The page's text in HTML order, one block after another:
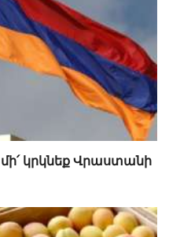
մի՛ կրկնեք Վրաստանի